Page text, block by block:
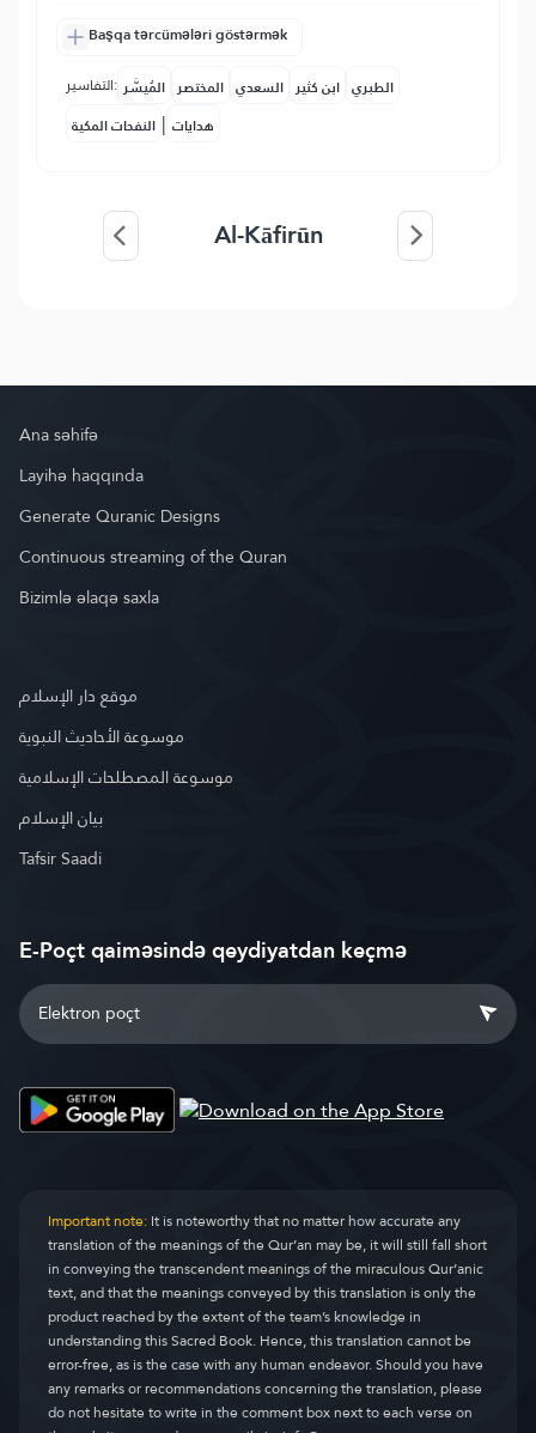
Başqa tərcümələri göstərmək
التفاسير: المُيسَّر المختصر السعدي ابن كثير الطبري
النفحات المكية | هدايات
Al-Kāfirūn
Ana səhifə
Layihə haqqında
Generate Quranic Designs
Continuous streaming of the Quran
Bizimlə əlaqə saxla
موقع دار الإسلام
موسوعة الأحاديث النبوية
موسوعة المصطلحات الإسلامية
بيان الإسلام
Tafsir Saadi
E-Poçt qaiməsində qeydiyatdan keçmə
Important note:It is noteworthy that no matter how accurate any
translation of the meanings of the Qur’an may be, it will still fall short
in conveying the transcendent meanings of the miraculous Qur’anic
text, and that the meanings conveyed by this translation is only the
product reached by the extent of the team’s knowledge in
understanding this Sacred Book. Hence, this translation cannot be
error-free, as is the case with any human endeavor. Should you have
any remarks or recommendations concerning the translation, please
do not hesitate to write in the comment box next to each verse on